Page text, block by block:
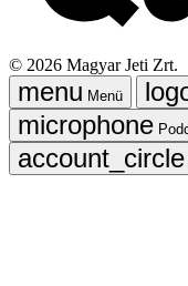
© 2026 Magyar Jeti Zrt.
Menü